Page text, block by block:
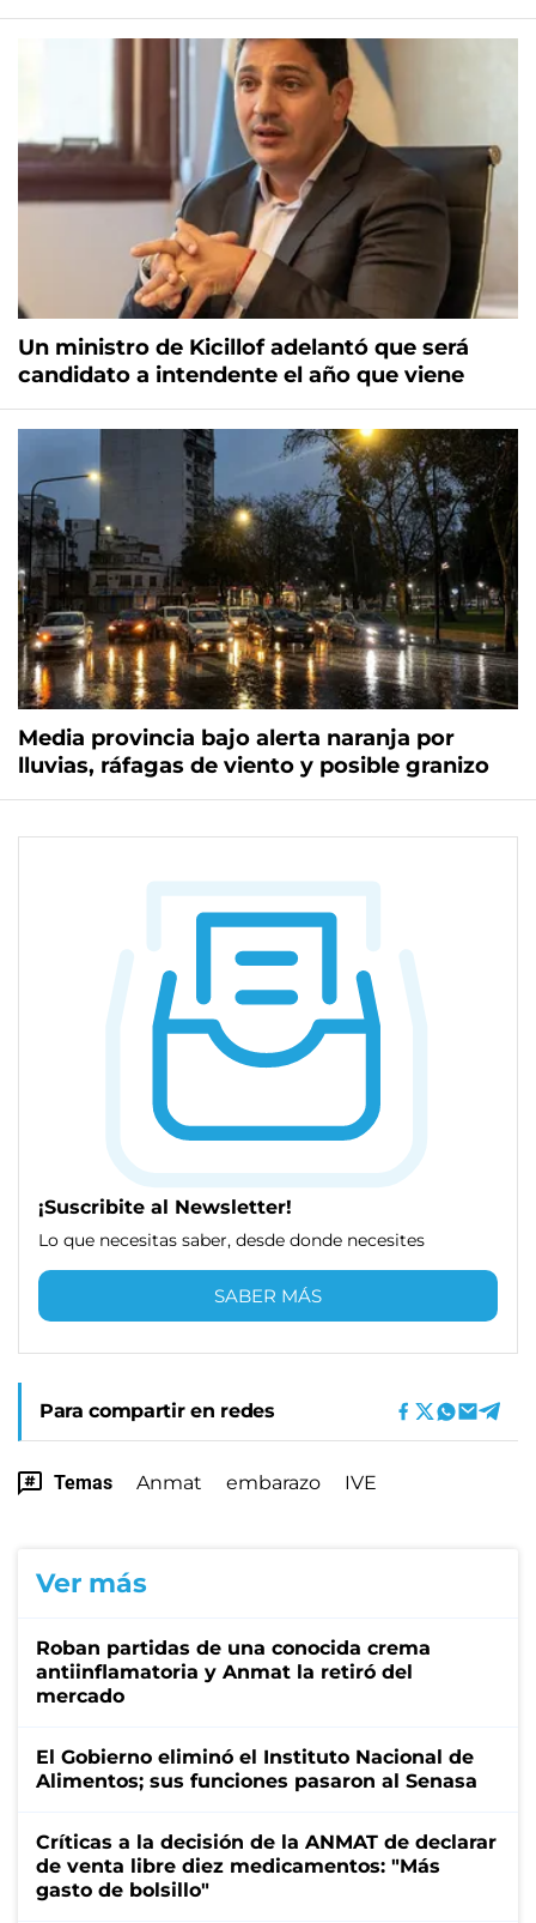
Un ministro de Kicillof adelantó que será
candidato a intendente el año que viene
Media provincia bajo alerta naranja por
lluvias, ráfagas de viento y posible granizo
¡Suscribite al Newsletter!
Lo que necesitas saber, desde donde necesites
SABER MÁS
Para compartir en redes
Temas Anmat embarazo IVE
Ver más
Roban partidas de una conocida crema
antiinflamatoria y Anmat la retiró del
mercado
El Gobierno eliminó el Instituto Nacional de
Alimentos; sus funciones pasaron al Senasa
Críticas a la decisión de la ANMAT de declarar
de venta libre diez medicamentos: "Más
gasto de bolsillo"